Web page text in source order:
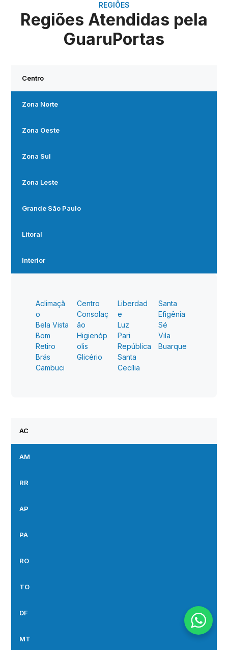
REGIÕES
Regiões Atendidas pela
GuaruPortas
Centro
Zona Norte
Zona Oeste
Zona Sul
Zona Leste
Grande São Paulo
Litoral
Interior
Aclimaçã
o
Bela Vista
Bom
Retiro
Brás
Cambuci
Centro
Consolaç
ão
Higienóp
olis
Glicério
Liberdad
e
Luz
Pari
República
Santa
Cecília
Santa
Efigênia
Sé
Vila
Buarque
AC
AM
RR
AP
PA
RO
TO
DF
MT